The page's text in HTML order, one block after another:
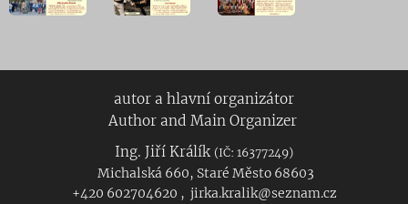
autor a hlavní organizátor
Author and Main Organizer
Ing. Jiří Králík (IČ: 16377249)
Michalská 660, Staré Město 68603
+420 602704620 , jirka.kralik@seznam.cz